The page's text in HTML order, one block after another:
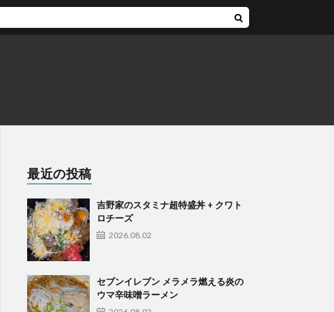
最近の投稿
吉野家のスタミナ超特盛丼 + クワト
ロチーズ
2026.08.02
セブンイレブン メラメラ燃える炎の
ウマ辛味噌ラーメン